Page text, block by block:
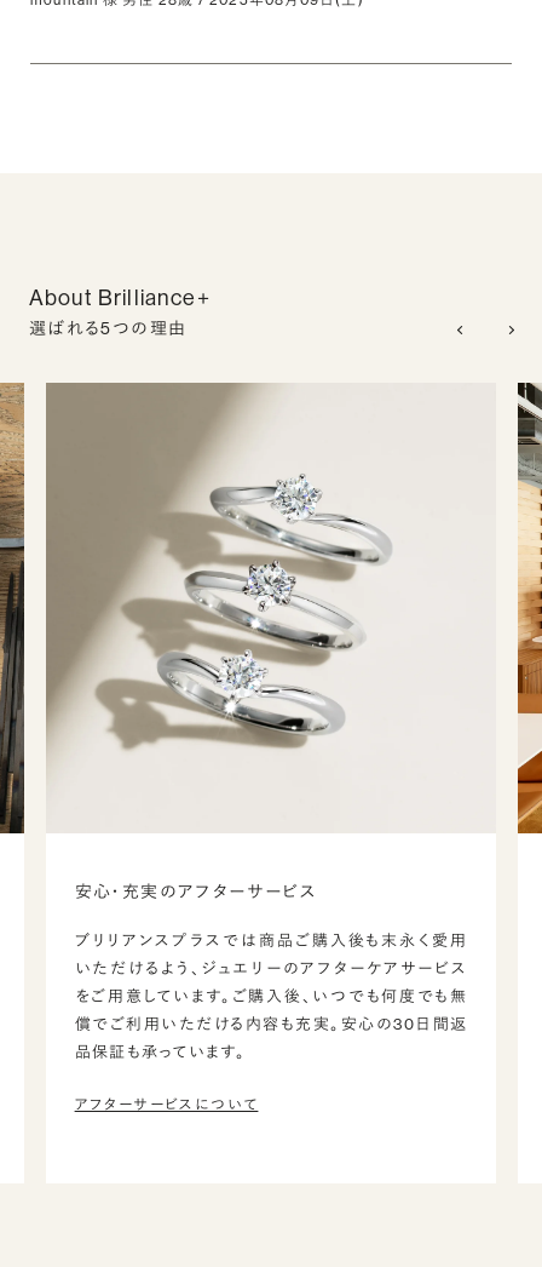
About Brilliance+
選ばれる5つの理由
安心・充実のアフターサービス
ブリリアンスプラスでは商品ご購入後も末永く愛用
いただけるよう、ジュエリーのアフターケアサービス
をご用意しています。ご購入後、いつでも何度でも無
償でご利用いただける内容も充実。安心の30日間返
品保証も承っています。
アフターサービスについて